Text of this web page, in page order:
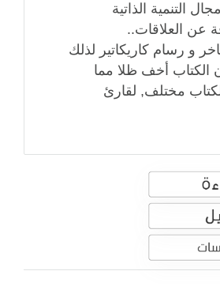
التنمية الذاتية
عن العلاقات..
و رسام كاريكاتير لذلك
الكتاب أخف ظلا مما
مختلف, لقارئ